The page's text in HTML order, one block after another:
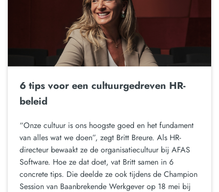
6 tips voor een cultuurgedreven HR-
beleid
“Onze cultuur is ons hoogste goed en het fundament
van alles wat we doen”, zegt Britt Breure. Als HR-
directeur bewaakt ze de organisatiecultuur bij AFAS
Software. Hoe ze dat doet, vat Britt samen in 6
concrete tips. Die deelde ze ook tijdens de Champion
Session van Baanbrekende Werkgever op 18 mei bij